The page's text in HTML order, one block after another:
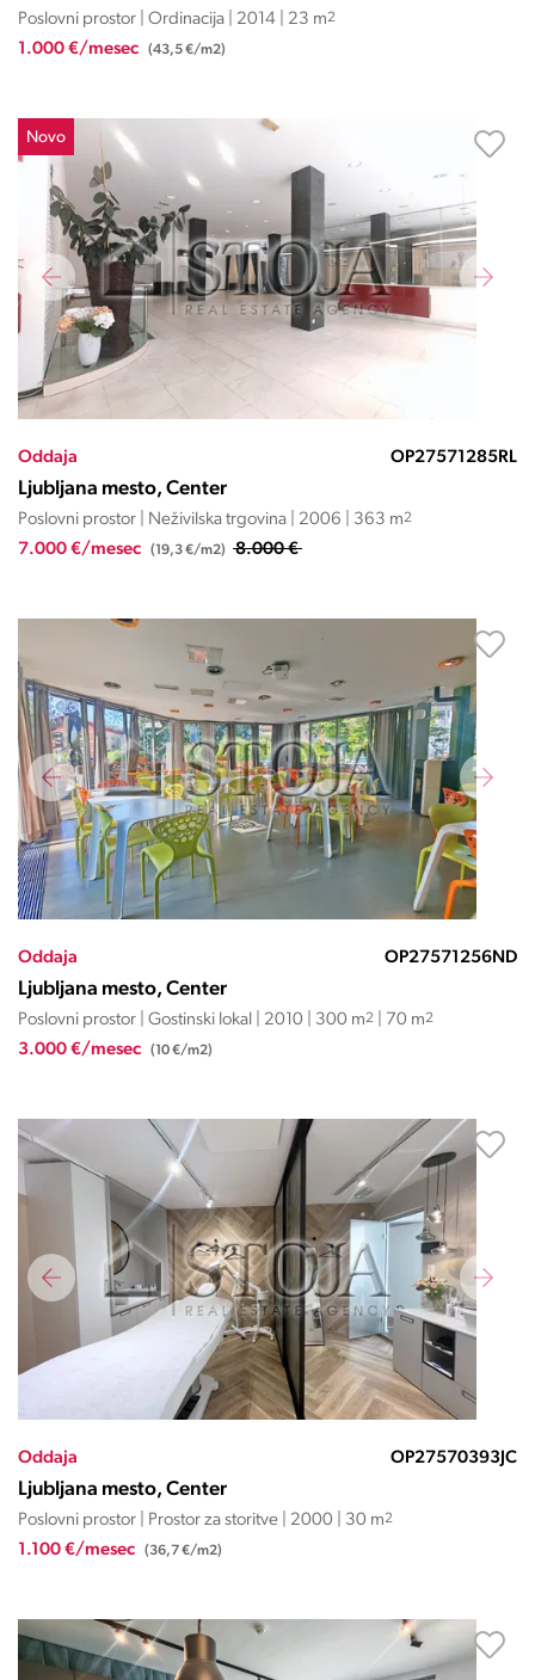
Poslovni prostor | Ordinacija | 2014 | 23 m2
1.000 €/mesec (43,5 €/m2)
Novo
Oddaja OP27571285RL
Ljubljana mesto, Center
Poslovni prostor | Neživilska trgovina | 2006 | 363 m2
7.000 €/mesec (19,3 €/m2) 8.000 €
Oddaja OP27571256ND
Ljubljana mesto, Center
Poslovni prostor | Gostinski lokal | 2010 | 300 m2 | 70 m2
3.000 €/mesec (10 €/m2)
Oddaja OP27570393JC
Ljubljana mesto, Center
Poslovni prostor | Prostor za storitve | 2000 | 30 m2
1.100 €/mesec (36,7 €/m2)